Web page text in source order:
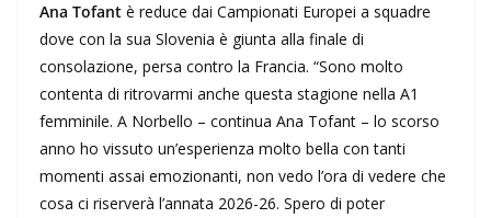
Ana Tofant è reduce dai Campionati Europei a squadre
dove con la sua Slovenia è giunta alla finale di
consolazione, persa contro la Francia. “Sono molto
contenta di ritrovarmi anche questa stagione nella A1
femminile. A Norbello – continua Ana Tofant – lo scorso
anno ho vissuto un’esperienza molto bella con tanti
momenti assai emozionanti, non vedo l’ora di vedere che
cosa ci riserverà l’annata 2026-26. Spero di poter